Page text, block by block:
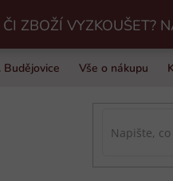
ZBOŽÍ VYZKOUŠET?
Budějovice Vše o nákupu